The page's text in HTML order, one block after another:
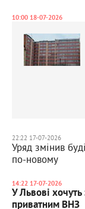
10:00 18-07-2026
22:22 17-07-2026
Уряд змінив
по-новому
14:22 17-07-2026
У Львові
приватним ВНЗ